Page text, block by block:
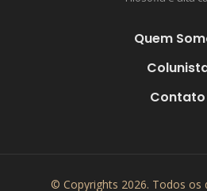
Quem
Contato
© Copyrights 2026. Todos os